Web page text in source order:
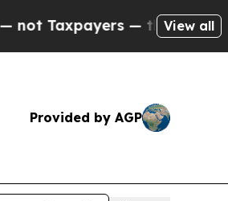
— the Chance to Cash
View all
Provided by AGP